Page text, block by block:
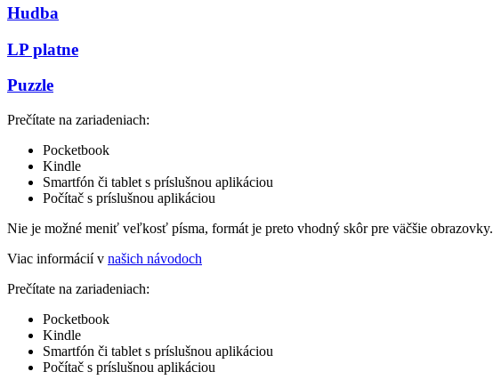
Hudba
LP platne
Puzzle
Prečítate na zariadeniach:
Pocketbook
Kindle
Smartfón či tablet s príslušnou aplikáciou
Počítač s príslušnou aplikáciou
Nie je možné meniť veľkosť písma, formát je preto vhodný skôr pre väčšie obrazovky.
Viac informácií v našich návodoch
Prečítate na zariadeniach:
Pocketbook
Kindle
Smartfón či tablet s príslušnou aplikáciou
Počítač s príslušnou aplikáciou